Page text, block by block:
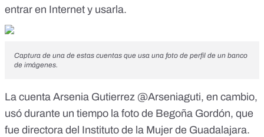
entrar en Internet y usarla.
Captura de una de estas cuentas que usa una foto de perfil de un banco
de imágenes.
La cuenta Arsenia Gutierrez @Arseniaguti, en cambio,
usó durante un tiempo la foto de Begoña Gordón, que
fue directora del Instituto de la Mujer de Guadalajara.